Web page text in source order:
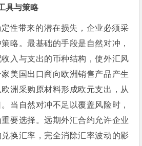
具与策略
性带来的潜在损失，企业必须采
略。最基础的手段是自然对冲，
入与支出的币种结构，使外汇风
美国出口商向欧洲销售产品产生
洲采购原材料形成欧元支出，从
当自然对冲不足以覆盖风险时，
要选择。远期外汇合约允许企业
换汇率，完全消除汇率波动的影